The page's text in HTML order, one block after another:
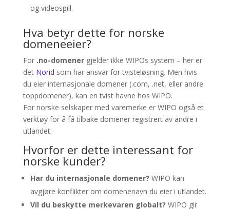
og videospill.
Hva betyr dette for norske
domeneeier?
For .no-domenergjelder ikke WIPOs system – her er
det Norid som har ansvar for tvisteløsning. Men hvis
du eier internasjonale domener (.com, .net, eller andre
toppdomener), kan en tvist havne hos WIPO.
For norske selskaper med varemerke er WIPO også et
verktøy for å få tilbake domener registrert av andre i
utlandet.
Hvorfor er dette interessant for
norske kunder?
Har du internasjonale domener? WIPO kan
avgjøre konflikter om domenenavn du eier i utlandet.
Vil du beskytte merkevaren globalt? WIPO gir